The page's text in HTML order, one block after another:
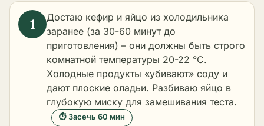
Достаю кефир и яйцо из холодильника
заранее (за 30-60 минут до
приготовления) – они должны быть строго
комнатной температуры 20-22 °C.
Холодные продукты «убивают» соду и
дают плоские оладьи. Разбиваю яйцо в
глубокую миску для замешивания теста.
⏱ Засечь 60 мин